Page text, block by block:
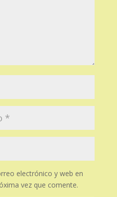
electrónico y web en
vez que comente.